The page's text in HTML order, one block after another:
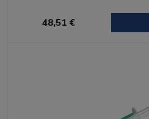
48,51 €